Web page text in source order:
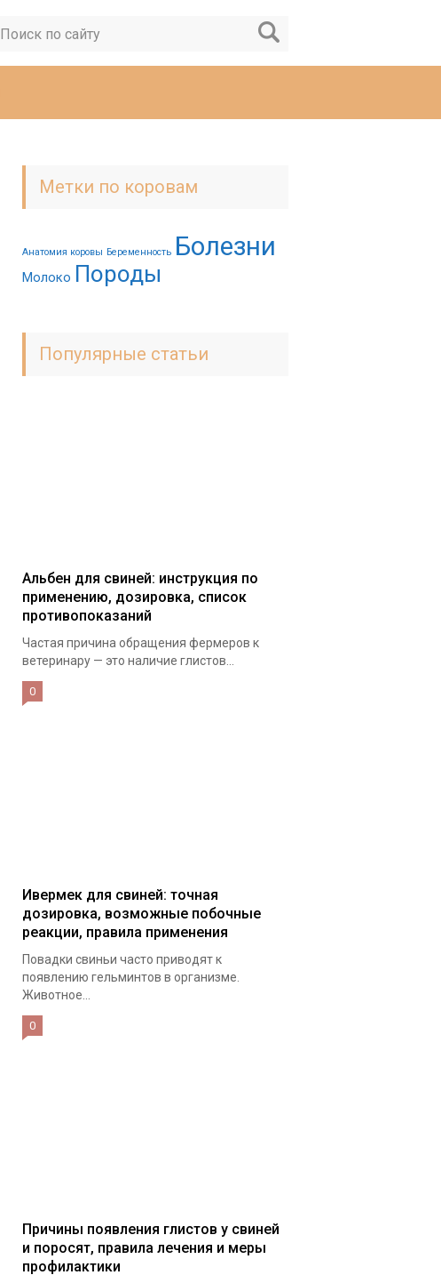
Метки по коровам
Анатомия коровы Беременность Болезни
Молоко Породы
Популярные статьи
Альбен для свиней: инструкция по
применению, дозировка, список
противопоказаний
Частая причина обращения фермеров к
ветеринару — это наличие глистов...
0
Ивермек для свиней: точная
дозировка, возможные побочные
реакции, правила применения
Повадки свиньи часто приводят к
появлению гельминтов в организме.
Животное...
0
Причины появления глистов у свиней
и поросят, правила лечения и меры
профилактики